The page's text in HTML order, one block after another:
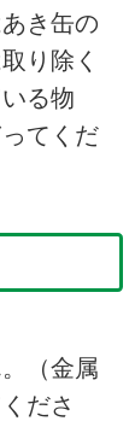
き缶の
り除く
る物
てくだ
（金属
ださ